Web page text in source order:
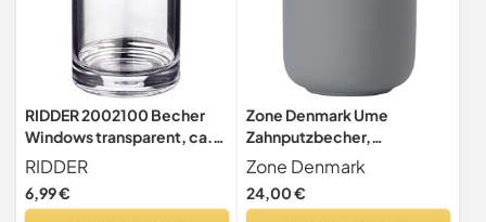
RIDDER 2002100 Becher
Windows transparent, ca.
7,5 x 7,5 x 10 cm
RIDDER
6,99 €
Zone Denmark Ume
Zahnputzbecher,
Zahnbürstenhalter,
Zahnbürstenbecher, aus
Steinzeug/Keramik,
Zone Denmark
24,00 €